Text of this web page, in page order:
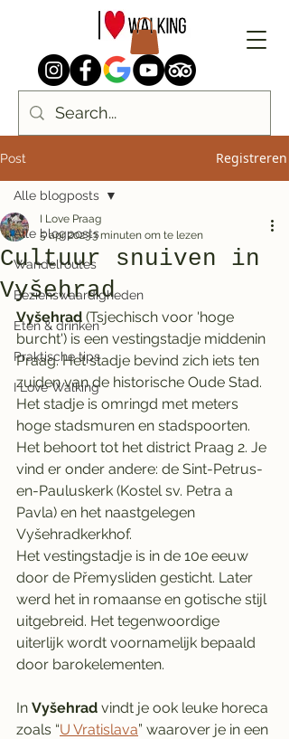
Post Registreren
Alle blogposts
Wandelroutes
Bezienswaardigheden
Eten & drinken
Praktische tips
I Love Walking
Alle blogposts
Cultuur snuiven in
Vyšehrad
I Love Praag
5 apr 20233 minuten om te lezen
Vyšehrad (Tsjechisch voor 'hoge
burcht') is een vestingstadje middenin
Praag. Het stadje bevind zich iets ten
zuiden van de historische Oude Stad.
Het stadje is omringd met meters
hoge stadsmuren en stadspoorten.
Het behoort tot het district Praag 2. Je
vind er onder andere: de Sint-Petrus-
en-Pauluskerk (Kostel sv. Petra a
Pavla) en het naastgelegen
Vyšehradkerkhof.
Het vestingstadje is in de 10e eeuw
door de Přemysliden gesticht. Later
werd het in romaanse en gotische stijl
uitgebreid. Het tegenwoordige
uiterlijk wordt voornamelijk bepaald
door barokelementen.
In Vyšehrad vindt je ook leuke horeca
zoals “U Vratislava” waarover je in een